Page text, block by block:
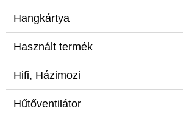
Hangkártya
Használt termék
Hifi, Házimozi
Hűtőventilátor